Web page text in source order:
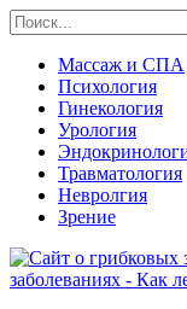
Массаж и СПА
Психология
Гинекология
Урология
Травматология
Невролгия
Зрение
заболеваниях - Как